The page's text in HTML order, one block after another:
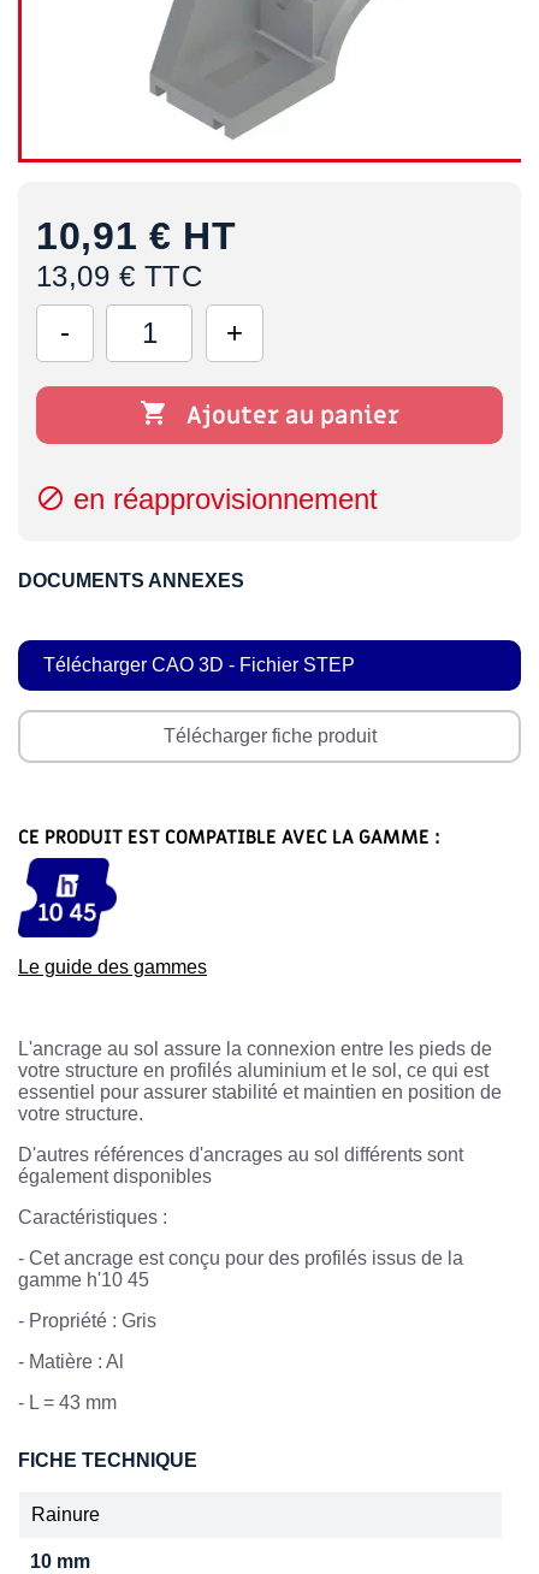
10,91 € HT
13,09 € TTC
 Ajouter au panier
 en réapprovisionnement
DOCUMENTS ANNEXES
Télécharger CAO 3D - Fichier STEP
Télécharger fiche produit
CE PRODUIT EST COMPATIBLE AVEC LA GAMME :
Le guide des gammes
L'ancrage au sol assure la connexion entre les pieds de
votre structure en profilés aluminium et le sol, ce qui est
essentiel pour assurer stabilité et maintien en position de
votre structure.
D'autres références d'ancrages au sol différents sont
également disponibles
Caractéristiques :
- Cet ancrage est conçu pour des profilés issus de la
gamme h'10 45
- Propriété : Gris
- Matière : Al
- L = 43 mm
FICHE TECHNIQUE
Rainure
10 mm